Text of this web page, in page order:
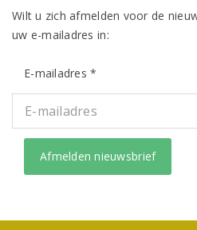
Wilt u zich afmelden voor de
uw e-mailadres in:
E-mailadres *
Afmelden nieuwsbrief